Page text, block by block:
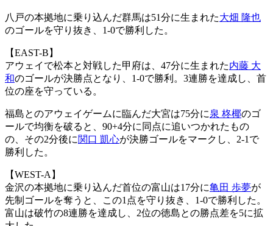
八戸の本拠地に乗り込んだ群馬は51分に生まれた大畑 隆也
のゴールを守り抜き、1-0で勝利した。
【EAST-B】
アウェイで松本と対戦した甲府は、47分に生まれた内藤 大
和のゴールが決勝点となり、1-0で勝利。3連勝を達成し、首
位の座を守っている。
福島とのアウェイゲームに臨んだ大宮は75分に泉 柊椰のゴ
ールで均衡を破ると、90+4分に同点に追いつかれたもの
の、その2分後に関口 凱心が決勝ゴールをマークし、2-1で
勝利した。
【WEST-A】
金沢の本拠地に乗り込んだ首位の富山は17分に亀田 歩夢が
先制ゴールを奪うと、この1点を守り抜き、1-0で勝利した。
富山は破竹の8連勝を達成し、2位の徳島との勝点差を5に拡